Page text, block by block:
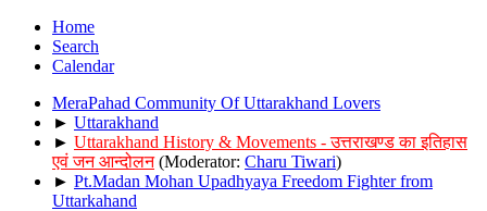
Home
Search
Calendar
MeraPahad Community Of Uttarakhand Lovers
► Uttarakhand
► Uttarakhand History & Movements - उत्तराखण्ड का इतिहास
एवं जन आन्दोलन (Moderator: Charu Tiwari)
► Pt.Madan Mohan Upadhyaya Freedom Fighter from
Uttarkahand